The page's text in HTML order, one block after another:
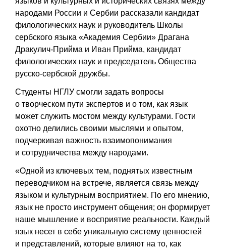
народами России и Сербии рассказали кандидат
филологических наук и руководитель Школы
сербского языка «Академия Сербии» Драгана
Дракулич-Прийма и Иван Прийма, кандидат
филологических наук и председатель Общества
русско-сербской дружбы.
Студенты НГЛУ смогли задать вопросы
о творческом пути экспертов и о том, как язык
может служить мостом между культурами. Гости
охотно делились своими мыслями и опытом,
подчеркивая важность взаимопонимания
и сотрудничества между народами.
«Одной из ключевых тем, поднятых известным
переводчиком на встрече, является связь между
языком и культурным восприятием. По его мнению,
язык не просто инструмент общения; он формирует
наше мышление и восприятие реальности. Каждый
язык несет в себе уникальную систему ценностей
и представлений, которые влияют на то, как